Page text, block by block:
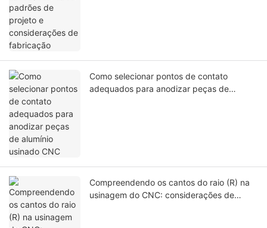
Como selecionar pontos de contato
adequados para anodizar peças de
Compreendendo os cantos do raio (R) na
usinagem do CNC: considerações de